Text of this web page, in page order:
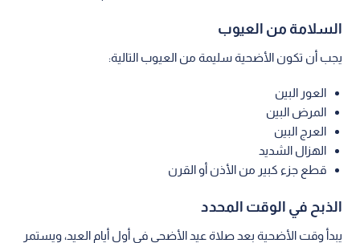
السلامة من العيوب
يجب أن تكون الأضحية سليمة من العيوب التالية:
العور البين
المرض البين
العرج البين
الهزال الشديد
قطع جزء كبير من الأذن أو القرن
الذبح في الوقت المحدد
يبدأ وقت الأضحية بعد صلاة عيد الأضحى في أول أيام العيد، ويستمر